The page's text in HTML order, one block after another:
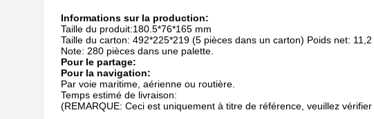
Informations sur la production:
Taille du produit:180.5*76*165 mm
Taille du carton: 492*225*219 (5 pièces dans un carton) Poids net:
Note: 280 pièces dans une palette.
Pour le partage:
Pour la navigation:
Par voie maritime, aérienne ou routière.
Temps estimé de livraison:
(REMARQUE: Ceci est uniquement à titre de référence, veuillez